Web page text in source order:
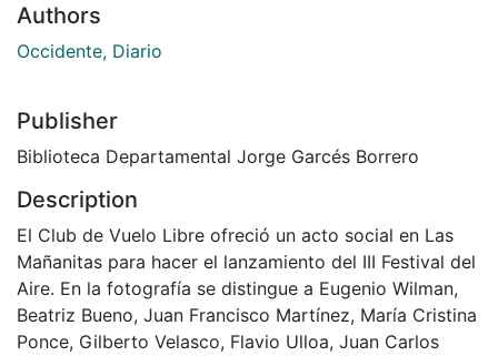
Authors
Occidente, Diario
Publisher
Biblioteca Departamental Jorge Garcés Borrero
Description
El Club de Vuelo Libre ofreció un acto social en Las
Mañanitas para hacer el lanzamiento del III Festival del
Aire. En la fotografía se distingue a Eugenio Wilman,
Beatriz Bueno, Juan Francisco Martínez, María Cristina
Ponce, Gilberto Velasco, Flavio Ulloa, Juan Carlos